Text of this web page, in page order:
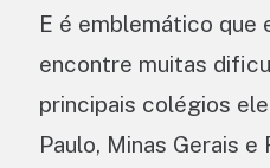
E é emblemático que
encontre muitas
principais colégios
Paulo, Minas Gerais e